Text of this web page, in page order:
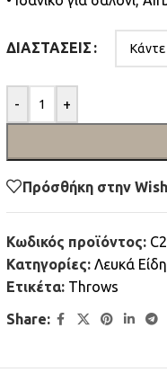
ΔΙΑΣΤΆΣΕΙΣ
- +
Πρόσθήκη στην
Κωδικός προϊόντος:
Κατηγορίες: Λευκά Είδη
Ετικέτα: Throws
Share: